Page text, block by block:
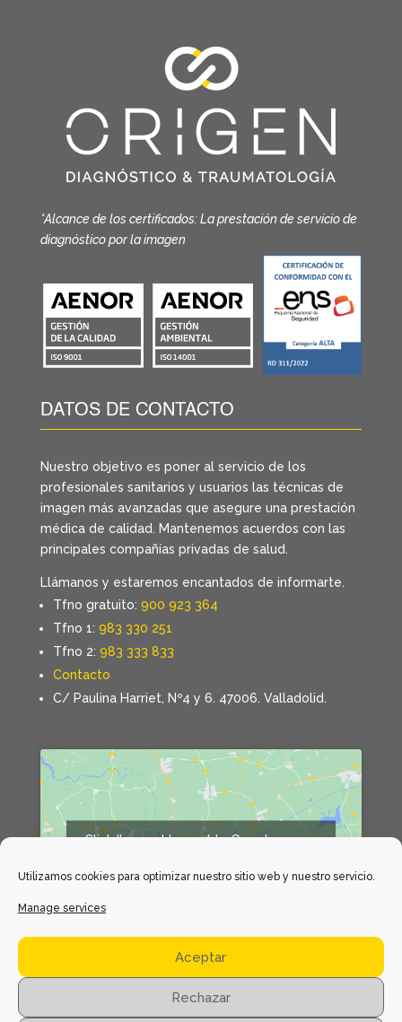
Utilizamos cookies para optimizar nuestro sitio web y nuestro servicio.
Manage services
Aceptar
Rechazar
*Alcance de los certificados: La prestación de servicio de
diagnóstico por la imagen
DATOS DE CONTACTO
Nuestro objetivo es poner al servicio de los
profesionales sanitarios y usuarios las técnicas de
imagen más avanzadas que asegure una prestación
médica de calidad. Mantenemos acuerdos con las
principales compañías privadas de salud.
Llámanos y estaremos encantados de informarte.
Tfno gratuito: 900 923 364
Tfno 1: 983 330 251
Tfno 2: 983 333 833
Contacto
C/ Paulina Harriet, Nº4 y 6. 47006. Valladolid.
Click 'I agree' to enable Google maps